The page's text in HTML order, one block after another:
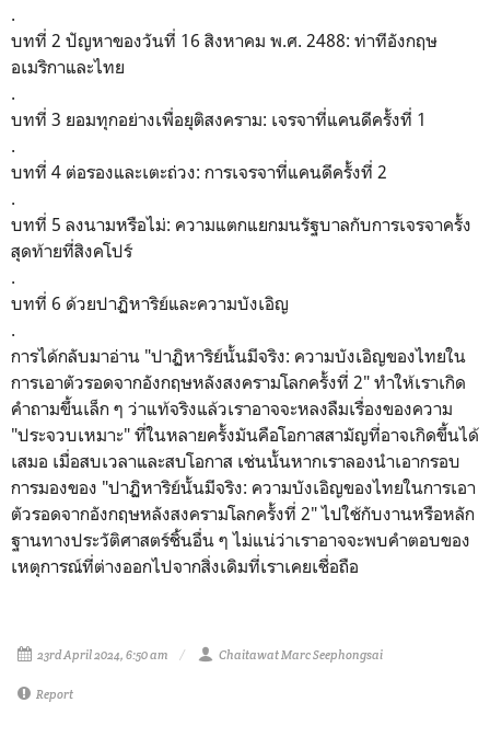
.
บทที่ 2 ปัญหาของวันที่ 16 สิงหาคม พ.ศ. 2488: ท่าทีอังกฤษ
อเมริกาและไทย
.
บทที่ 3 ยอมทุกอย่างเพื่อยุติสงคราม: เจรจาที่แคนดีครั้งที่ 1
.
บทที่ 4 ต่อรองและเตะถ่วง: การเจรจาที่แคนดีครั้งที่ 2
.
บทที่ 5 ลงนามหรือไม่: ความแตกแยกมนรัฐบาลกับการเจรจาครั้ง
สุดท้ายที่สิงคโปร์
.
บทที่ 6 ด้วยปาฏิหาริย์และความบังเอิญ
.
การได้กลับมาอ่าน "ปาฏิหาริย์นั้นมีจริง: ความบังเอิญของไทยใน
การเอาตัวรอดจากอังกฤษหลังสงครามโลกครั้งที่ 2" ทำให้เราเกิด
คำถามขึ้นเล็ก ๆ ว่าแท้จริงแล้วเราอาจจะหลงลืมเรื่องของความ
"ประจวบเหมาะ" ที่ในหลายครั้งมันคือโอกาสสามัญที่อาจเกิดขึ้นได้
เสมอ เมื่อสบเวลาและสบโอกาส เช่นนั้นหากเราลองนำเอากรอบ
การมองของ "ปาฏิหาริย์นั้นมีจริง: ความบังเอิญของไทยในการเอา
ตัวรอดจากอังกฤษหลังสงครามโลกครั้งที่ 2" ไปใช้กับงานหรือหลัก
ฐานทางประวัติศาสตร์ชิ้นอื่น ๆ ไม่แน่ว่าเราอาจจะพบคำตอบของ
เหตุการณ์ที่ต่างออกไปจากสิ่งเดิมที่เราเคยเชื่อถือ
23rd April 2024, 6:50 am Chaitawat Marc Seephongsai
Report